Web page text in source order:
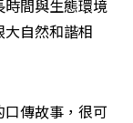
間與生態環境
自然和諧相
傳故事，很可